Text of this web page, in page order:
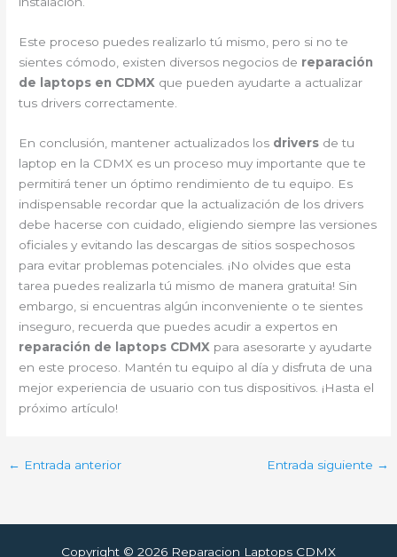
Este proceso puedes realizarlo tú mismo, pero si no te
sientes cómodo, existen diversos negocios de reparación
de laptops en CDMX que pueden ayudarte a actualizar
tus drivers correctamente.
En conclusión, mantener actualizados los drivers de tu
laptop en la CDMX es un proceso muy importante que te
permitirá tener un óptimo rendimiento de tu equipo. Es
indispensable recordar que la actualización de los drivers
debe hacerse con cuidado, eligiendo siempre las versiones
oficiales y evitando las descargas de sitios sospechosos
para evitar problemas potenciales. ¡No olvides que esta
tarea puedes realizarla tú mismo de manera gratuita! Sin
embargo, si encuentras algún inconveniente o te sientes
inseguro, recuerda que puedes acudir a expertos en
reparación de laptops CDMX para asesorarte y ayudarte
en este proceso. Mantén tu equipo al día y disfruta de una
mejor experiencia de usuario con tus dispositivos. ¡Hasta el
próximo artículo!
← Entrada anterior Entrada siguiente →
Copyright © 2026 Reparacion Laptops CDMX